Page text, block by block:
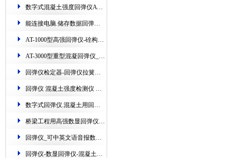
数字式混凝土强度回弹仪AT135E​_可自动采集、数据存储​
能连接电脑.储存数据回弹仪HT225-W.超上下限语音提示​
AT-1000型高强回弹仪-硂构件硬度检测仪器​
AT-3000型重型混凝​回弹仪_专业检测港口、隧道、矿山、桥梁​
回弹仪检定器-​回弹仪拉簧检定仪-铁路钢砧​测定机
回弹仪 混凝土强度检测仪 数显.AT135W一体式数字回弹仪
数字式回弹仪.混凝土用回弹仪的使用(图)
桥梁工程用高强数显回弹仪-江苏超声波​回弹仪的使用
回弹仪_可中英文语音报数回弹仪_数显回弹仪
回弹仪-数显回弹仪-混凝土​回弹仪的新用法(配图)